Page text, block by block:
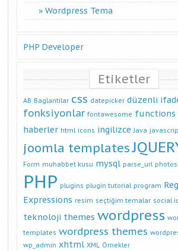
Wordpress Tema
PHP Developer
Etiketler
AB Baglantilar css datepicker düzenli
fonksiyonlar fontawesome functions
haberler html icons ingilizce Java
joomla templates
Form muhabbet kusu mysql parse_url
PHP plugins plugin tutorial program
Expressions resim seçtiğim temalar social
teknoloji themes wordpress
templates wordpress themes
wp_admin xhtml XML Örnekler